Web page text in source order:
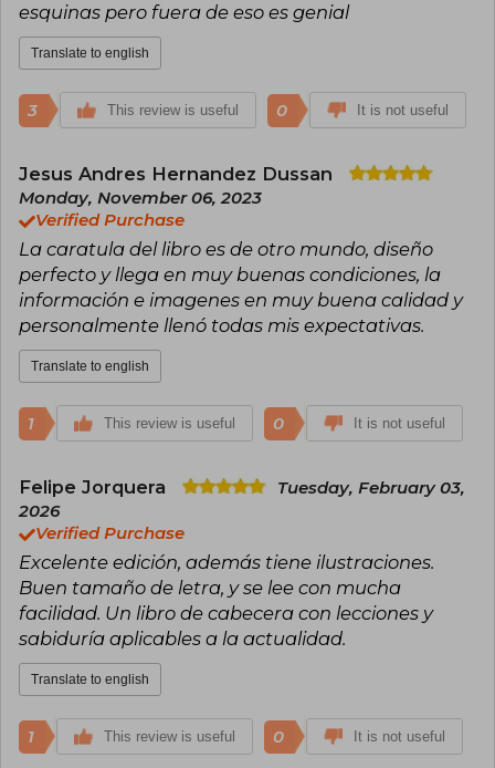
esquinas pero fuera de eso es genial
Translate to english
3 This review is useful 0 It is not useful
Jesus Andres Hernandez Dussan
Monday, November 06, 2023
Verified Purchase
La caratula del libro es de otro mundo, diseño
perfecto y llega en muy buenas condiciones, la
información e imagenes en muy buena calidad y
personalmente llenó todas mis expectativas.
Translate to english
1 This review is useful 0 It is not useful
Felipe Jorquera
Tuesday, February 03,
2026
Verified Purchase
Excelente edición, además tiene ilustraciones.
Buen tamaño de letra, y se lee con mucha
facilidad. Un libro de cabecera con lecciones y
sabiduría aplicables a la actualidad.
Translate to english
1 This review is useful 0 It is not useful